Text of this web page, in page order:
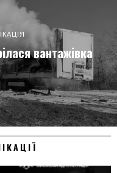
вантажівка